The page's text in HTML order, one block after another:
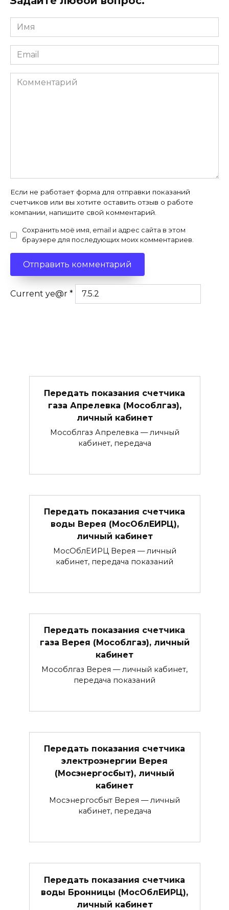
Имя
*
Email
*
Комментарий
Если не работает форма для отправки показаний
счетчиков или вы хотите оставить отзыв о работе
компании, напишите свой комментарий.
Сохранить моё имя, email и адрес сайта в этом
браузере для последующих моих комментариев.
Current ye@r *
Передать показания счетчика
газа Апрелевка (Мособлгаз),
личный кабинет
Мособлгаз Апрелевка — личный
кабинет, передача
Передать показания счетчика
воды Верея (МосОблЕИРЦ),
личный кабинет
МосОблЕИРЦ Верея — личный
кабинет, передача показаний
Передать показания счетчика
газа Верея (Мособлгаз), личный
кабинет
Мособлгаз Верея — личный кабинет,
передача показаний
Передать показания счетчика
электроэнергии Верея
(Мосэнергосбыт), личный
кабинет
Мосэнергосбыт Верея — личный
кабинет, передача
Передать показания счетчика
воды Бронницы (МосОблЕИРЦ),
личный кабинет